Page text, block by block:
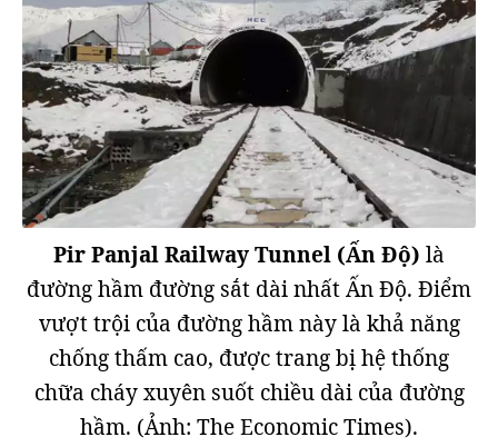
Pir Panjal Railway Tunnel (Ấn Độ) là
đường hầm đường sắt dài nhất Ấn Độ. Điểm
vượt trội của đường hầm này là khả năng
chống thấm cao, được trang bị hệ thống
chữa cháy xuyên suốt chiều dài của đường
hầm. (Ảnh: The Economic Times).